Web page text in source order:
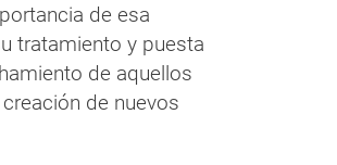
de esa
tratamiento y puesta
de aquellos
de nuevos